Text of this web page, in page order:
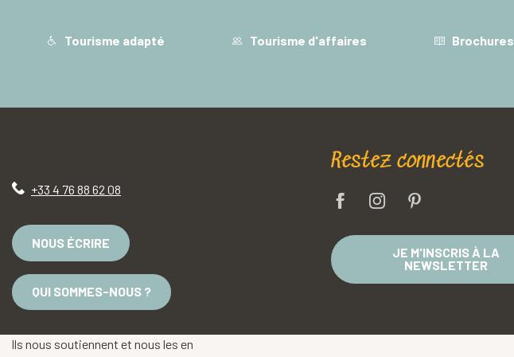
Tourisme adapté Tourisme d'affaires Brochures
+33 4 76 88 62 08
NOUS ÉCRIRE
QUI SOMMES-NOUS ?
Restez connectés
JE M'INSCRIS À LA
NEWSLETTER
Ils nous soutiennent et nous les en